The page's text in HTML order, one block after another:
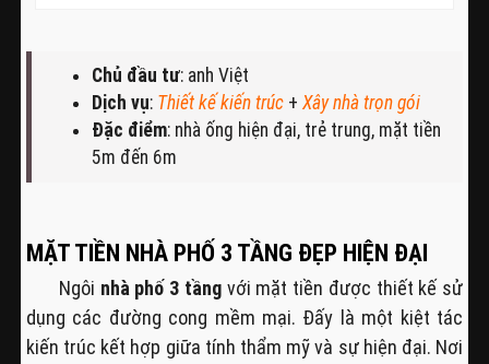
Chủ đầu tư: anh Việt
Dịch vụ: Thiết kế kiến trúc+ Xây nhà trọn gói
Đặc điểm: nhà ống hiện đại, trẻ trung, mặt tiền
5m đến 6m
MẶT TIỀN NHÀ PHỐ 3 TẦNG ĐẸP HIỆN ĐẠI
Ngôi nhà phố 3 tầngvới mặt tiền được thiết kế sử
dụng các đường cong mềm mại. Đấy là một kiệt tác
kiến trúc kết hợp giữa tính thẩm mỹ và sự hiện đại. Nơi